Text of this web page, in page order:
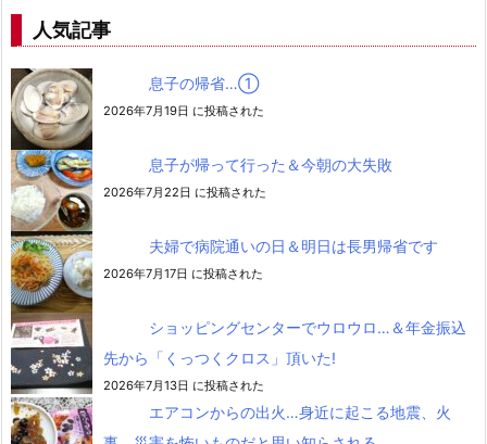
人気記事
息子の帰省…➀
2026年7月19日 に投稿された
息子が帰って行った＆今朝の大失敗
2026年7月22日 に投稿された
夫婦で病院通いの日＆明日は長男帰省です
2026年7月17日 に投稿された
ショッピングセンターでウロウロ…＆年金振込
先から「くっつくクロス」頂いた!
2026年7月13日 に投稿された
エアコンからの出火…身近に起こる地震、火